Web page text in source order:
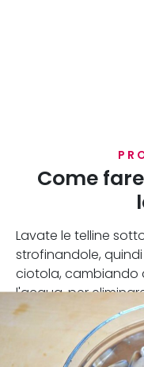
Come
Lavate le telline
strofinandole,
ciotola, cambiando
l'acqua, per